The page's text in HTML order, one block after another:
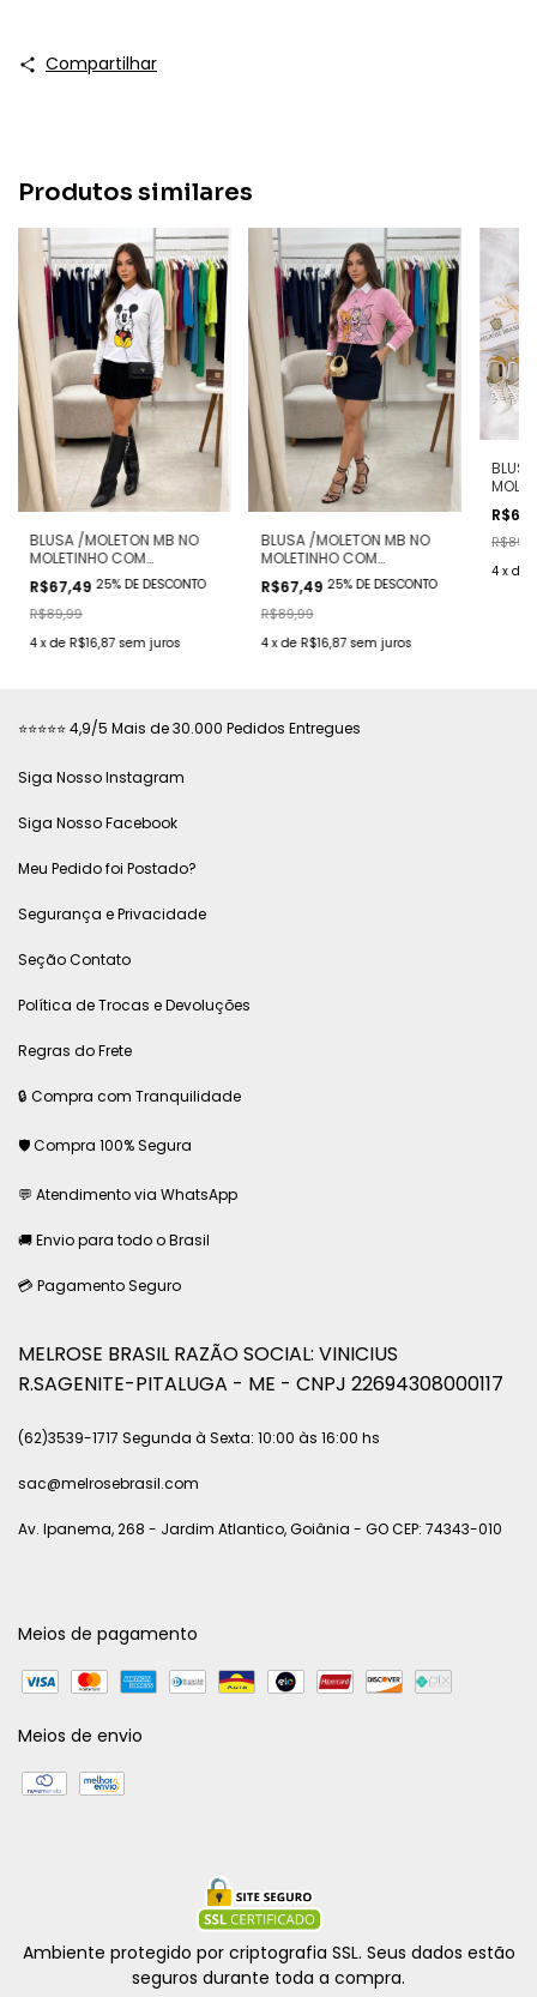
Compartilhar
Produtos similares
BLUSA /MOLETON MB NO
MOLETINHO COM
ELASTANO( COR
BRANCA/MICKEY)
R$67,49 25% DE DESCONTO
R$89,99
4 xde R$16,87 sem juros
BLUSA /MOLETON MB NO
MOLETINHO COM
ELASTANO( COR
ROSA/TOM & JERRY)
R$67,49 25% DE DESCONTO
R$89,99
4 xde R$16,87 sem juros
4 x de
⭐⭐⭐⭐⭐ 4,9/5 Mais de 30.000 Pedidos Entregues
Siga Nosso Instagram
Siga Nosso Facebook
Meu Pedido foi Postado?
Segurança e Privacidade
Seção Contato
Política de Trocas e Devoluções
Regras do Frete
🔒 Compra com Tranquilidade
🛡 Compra 100% Segura
💬 Atendimento via WhatsApp
🚚 Envio para todo o Brasil
💳 Pagamento Seguro
MELROSE BRASIL RAZÃO SOCIAL: VINICIUS
R.SAGENITE-PITALUGA - ME - CNPJ 22694308000117
(62)3539-1717 Segunda à Sexta: 10:00 às 16:00 hs
sac@melrosebrasil.com
Av. Ipanema, 268 - Jardim Atlantico, Goiânia - GO CEP: 74343-010
Meios de pagamento
Meios de envio
Ambiente protegido por criptografia SSL. Seus dados estão
seguros durante toda a compra.